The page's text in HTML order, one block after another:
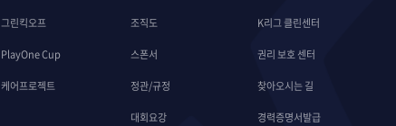
그린킥오프
PlayOne Cup
케어프로젝트
조직도
스폰서
정관/규정
대회요강
K리그 클린센터
권리 보호 센터
찾아오시는 길
경력증명서발급